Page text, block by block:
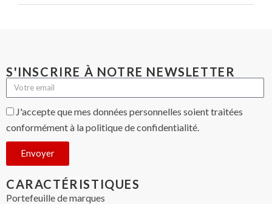
CARACTÉRISTIQUES
Portefeuille de marques
S'INSCRIRE À NOTRE NEWSLETTER
J'accepte que mes données personnelles soient traitées
conformément à la politique de confidentialité.
Envoyer